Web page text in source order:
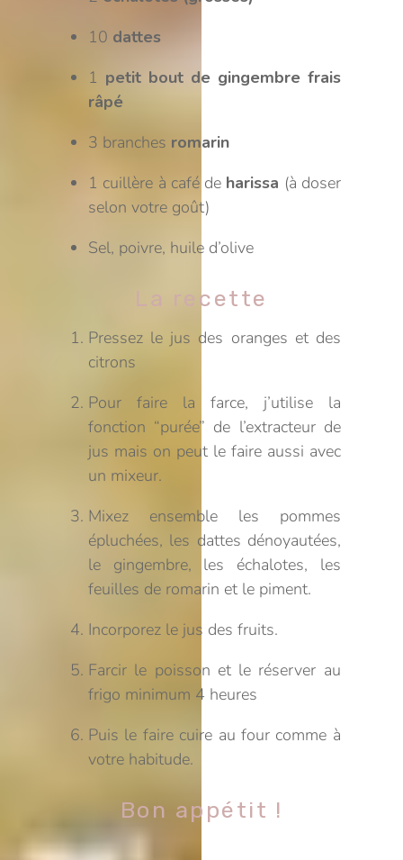
10 dattes
1 petit bout de gingembre frais
râpé
3 branches romarin
1 cuillère à café de harissa (à doser
selon votre goût)
Sel, poivre, huile d’olive
La recette
Pressez le jus des oranges et des
citrons
Pour faire la farce, j’utilise la
fonction “purée” de l’extracteur de
jus mais on peut le faire aussi avec
un mixeur.
Mixez ensemble les pommes
épluchées, les dattes dénoyautées,
le gingembre, les échalotes, les
feuilles de romarin et le piment.
Incorporez le jus des fruits.
Farcir le poisson et le réserver au
frigo minimum 4 heures
Puis le faire cuire au four comme à
votre habitude.
Bon appétit !